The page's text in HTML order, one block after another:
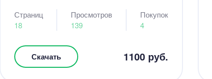
Страниц
18
Просмотров
139
Покупок
4
Скачать 1100 руб.